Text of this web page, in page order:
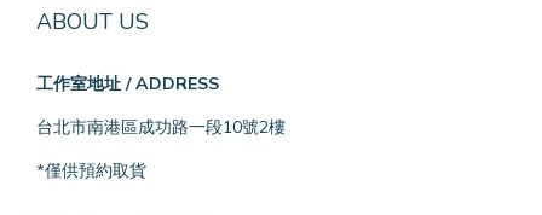
ABOUT US
工作室地址 / ADDRESS
台北市南港區成功路一段10號2樓
*僅供預約取貨